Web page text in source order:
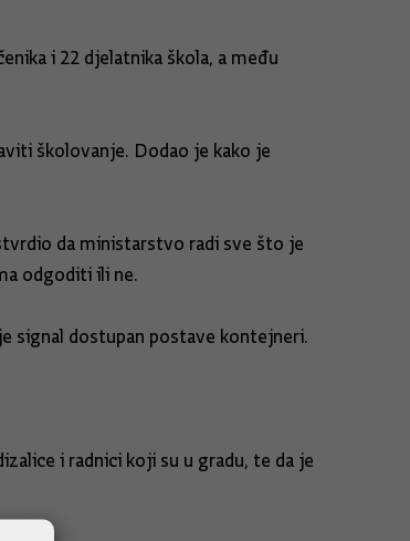
i 22 djelatnika škola, a među
školovanje. Dodao je kako je
da ministarstvo radi sve što je
odgoditi ili ne.
signal dostupan postave kontejneri.
i radnici koji su u gradu, te da je